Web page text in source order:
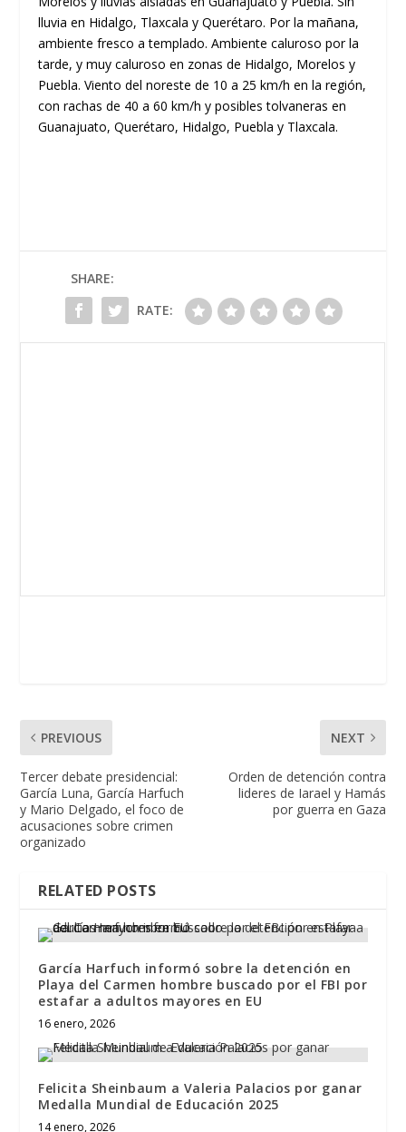
lluvia en Hidalgo, Tlaxcala y Querétaro. Por la mañana,
ambiente fresco a templado. Ambiente caluroso por la
tarde, y muy caluroso en zonas de Hidalgo, Morelos y
Puebla. Viento del noreste de 10 a 25 km/h en la región,
con rachas de 40 a 60 km/h y posibles tolvaneras en
Guanajuato, Querétaro, Hidalgo, Puebla y Tlaxcala.
SHARE:
RATE:
PREVIOUS
Tercer debate presidencial:
García Luna, García Harfuch
y Mario Delgado, el foco de
acusaciones sobre crimen
organizado
NEXT
Orden de detención contra
lideres de Iarael y Hamás
por guerra en Gaza
RELATED POSTS
García Harfuch informó sobre la detención en
Playa del Carmen hombre buscado por el FBI por
estafar a adultos mayores en EU
16 enero, 2026
Felicita Sheinbaum a Valeria Palacios por ganar
Medalla Mundial de Educación 2025
14 enero, 2026